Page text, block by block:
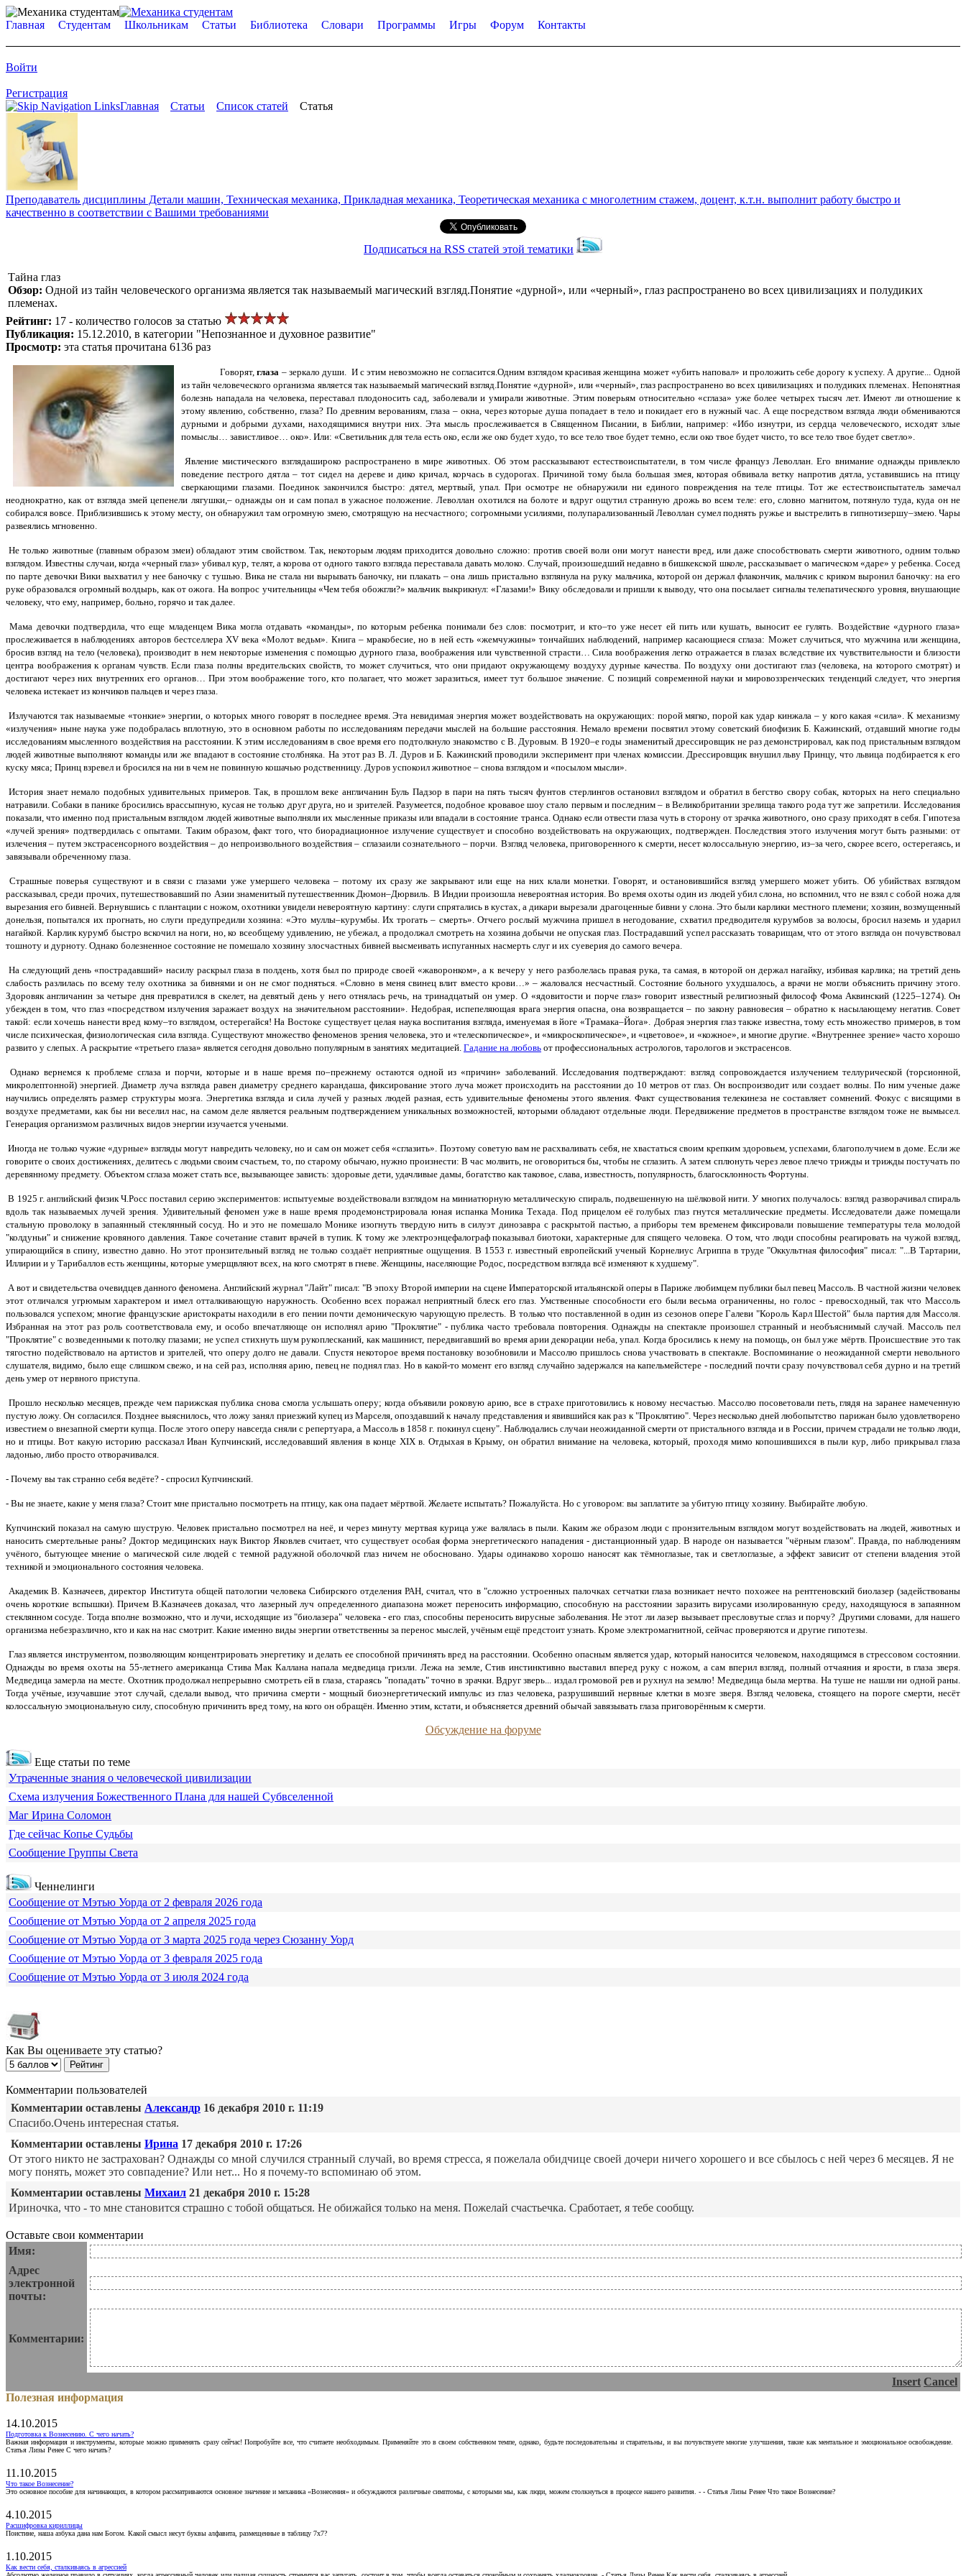
Главная Студентам Школьникам Статьи Библиотека Словари Программы Игры Форум Контакты
Войти
Регистрация
Главная
Статьи Список статей Статья
Преподаватель дисциплины Детали машин, Техническая механика, Прикладная механика, Теоретическая механика с многолетним стажем, доцент, к.т.н. выполнит работу быстро и
качественно в соответствии с Вашими требованиями
Подписаться на RSS статей этой тематики
Тайна глаз
Обзор: Одной из тайн человеческого организма является так называемый магический взгляд.Понятие «дурной», или «черный», глаз распространено во всех цивилизациях и полудиких
племенах.
Рейтинг: 17 - количество голосов за статью
Публикация: 15.12.2010, в категории "Непознанное и духовное развитие"
Просмотр: эта статья прочитана 6136 раз
Говорят,глаза – зеркало души. И с этим невозможно не согласится.Одним взглядом красивая женщина может «убить наповал» и проложить себе дорогу к успеху. А другие...
Одной
из тайн человеческого организма является так называемый магический взгляд.Понятие «дурной», или «черный», глаз распространено во всех цивилизациях и полудиких племенах. Непонятная
болезнь нападала на человека, переставал плодоносить сад, заболевали и умирали животные. Этим поверьям относительно «сглаза» уже более четырех тысяч лет. Имеют ли отношение к
этому явлению, собственно, глаза? По древним верованиям, глаза – окна, через которые душа попадает в тело и покидает его в нужный час. А еще посредством взгляда люди обмениваются
дурными и добрыми духами, находящимися внутри них. Эта мысль прослеживается в Священном Писании, в Библии, например: «Ибо изнутри, из сердца человеческого, исходят злые
помыслы… завистливое… око». Или: «Светильник для тела есть око, если же око будет худо, то все тело твое будет темно, если око твое будет чисто, то все тело твое будет светло».
Явление мистического взглядашироко распространено в мире животных. Об этом рассказывают естествоиспытатели, в том числе француз Леволлан. Его внимание однажды привлекло
поведение пестрого дятла – тот сидел на дереве и дико кричал, корчась в судорогах. Причиной тому была большая змея, которая обвивала ветку напротив дятла, уставившись на птицу
сверкающими глазами. Поединок закончился быстро: дятел, мертвый, упал. При осмотре не обнаружили ни единого повреждения на теле птицы. Тот же естествоиспытатель замечал
неоднократно, как от взгляда змей цепенели лягушки,– однажды он и сам попал в ужасное положение. Леволлан охотился на болоте и вдруг ощутил странную дрожь во всем теле: его, словно магнитом, потянуло туда, куда он не
собирался вовсе. Приблизившись к этому месту, он обнаружил там огромную змею, смотрящую на несчастного; согромными усилиями, полупарализованный Леволлан сумел поднять ружье и выстрелить в гипнотизершу–змею. Чары
развеялись мгновенно.
Не только животные (главным образом змеи) обладают этим свойством. Так, некоторым людям приходится довольно сложно: против своей воли они могут нанести вред, или даже способствовать смерти животного, одним только
взглядом. Известны случаи, когда «черный глаз» убивал кур, телят, а корова от одного такого взгляда переставала давать молоко. Случай, произошедший недавно в бишкекской школе, рассказывает о магическом «даре» у ребенка. Сосед
по парте девочки Вики выхватил у нее баночку с тушью. Вика не стала ни вырывать баночку, ни плакать – она лишь пристально взглянула на руку мальчика, которой он держал флакончик, мальчик с криком выронил баночку: на его
руке образовался огромный волдырь, как от ожога. На вопрос учительницы «Чем тебя обожгли?» мальчик выкрикнул: «Глазами!» Вику обследовали и пришли к выводу, что она посылает сигналы телепатического уровня, внушающие
человеку, что ему, например, больно, горячо и так далее.
Мама девочки подтвердила, что еще младенцем Вика могла отдавать «команды», по которым ребенка понимали без слов: посмотрит, и кто–то уже несет ей пить или кушать, выносит ее гулять.
Воздействие «дурного глаза»
прослеживается в наблюдениях авторов бестселлера XV века «Молот ведьм». Книга – мракобесие, но в ней есть «жемчужины» тончайших наблюдений, например касающиеся сглаза: Может случиться, что мужчина или женщина,
бросив взгляд на тело (человека), производит в нем некоторые изменения с помощью дурного глаза, воображения или чувственной страсти… Сила воображения легко отражается в глазах вследствие их чувствительности и близости
центра воображения к органам чувств. Если глаза полны вредительских свойств, то может случиться, что они придают окружающему воздуху дурные качества. По воздуху они достигают глаз (человека, на которого смотрят) и
достигают через них внутренних его органов… При этом воображение того, кто полагает, что может заразиться, имеет тут большое значение. С позиций современной науки и мировоззренческих тенденций следует, что энергия
человека истекает из кончиков пальцев и через глаза.
Излучаются так называемые «тонкие» энергии, о которых много говорят в последнее время. Эта невидимая энергия может воздействовать на окружающих: порой мягко, порой как удар кинжала – у кого какая «сила». К механизму
«излучения» ныне наука уже подобралась вплотную, это в основном работы по исследованиям передачи мыслей на большие расстояния. Немало времени посвятил этому советский биофизик Б. Кажинский, отдавший многие годы
исследованиям мысленного воздействия на расстоянии. К этим исследованиям в свое время его подтолкнуло знакомство с В. Дуровым. В 1920–е годы знаменитый дрессировщик не раз демонстрировал, как под пристальным взглядом
людей животные выполняют команды или же впадают в состояние столбняка. На этот раз В. Л. Дуров и Б. Кажинский проводили эксперимент при членах комиссии. Дрессировщик внушил льву Принцу, что львица подбирается к его
куску мяса; Принц взревел и бросился на ни в чем не повинную кошачью родственницу. Дуров успокоил животное – снова взглядом и «посылом мысли».
История знает немало подобных удивительных примеров. Так, в прошлом веке англичанин Буль Падзор в пари на пять тысяч фунтов стерлингов остановил взглядом и обратил в бегство свору собак, которых на него специально
натравили. Собаки в панике бросились врассыпную, кусая не только друг друга, но и зрителей. Разумеется, подобное кровавое шоу стало первым и последним – в Великобритании зрелища такого рода тут же запретили. Исследования
показали, что именно под пристальным взглядом людей животные выполняли их мысленные приказы или впадали в состояние транса. Однако если отвести глаза чуть в сторону от зрачка животного, оно сразу приходят в себя. Гипотеза
«лучей зрения» подтвердилась с опытами. Таким образом, факт того, что биорадиационное излучение существует и способно воздействовать на окружающих, подтвержден. Последствия этого излучения могут быть разными: от
излечения – путем экстрасенсорного воздействия – до непроизвольного воздействия – сглазаили сознательного – порчи. Взгляд человека, приговоренного к смерти, несет колоссальную энергию, из–за чего, скорее всего, остерегаясь, и
завязывали обреченному глаза.
Страшные поверья существуют и в связи с глазами уже умершего человека – потому их сразу же закрывают или еще на них клали монетки. Говорят, и остановившийся взгляд умершего может убить.
Об убийствах взглядом
рассказывал, среди прочих, путешествовавший по Азии знаменитый путешественник Дюмон–Дюрвиль. В Индии произошла невероятная история. Во время охоты один из людей убил слона, но вспомнил, что не взял с собой ножа для
вырезания его бивней. Вернувшись с плантации с ножом, охотники увидели невероятную картину: слуги спрятались в кустах, а дикари вырезали драгоценные бивни у слона. Это были карлики местного племени; хозяин, возмущенный
донельзя, попытался их прогнать, но слуги предупредили хозяина: «Это муллы–курумбы. Их трогать – смерть». Отчего рослый мужчина пришел в негодование, схватил предводителя курумбов за волосы, бросил наземь и ударил
нагайкой. Карлик курумб быстро вскочил на ноги, но, ко всеобщему удивлению, не убежал, а продолжал смотреть на хозяина добычи не опуская глаз. Пострадавший успел рассказать товарищам, что от этого взгляда он почувствовал
тошноту и дурноту. Однако болезненное состояние не помешало хозяину злосчастных бивней высмеивать испуганных насмерть слуг и их суеверия до самого вечера.
На следующий день «пострадавший» насилу раскрыл глаза в полдень, хотя был по природе своей «жаворонком», а к вечеру у него разболелась правая рука, та самая, в которой он держал нагайку, избивая карлика; на третий день
слабость разлилась по всему телу охотника за бивнями и он не смог подняться. «Словно в меня свинец влит вместо крови…» – жаловался несчастный. Состояние больного ухудшалось, а врачи не могли объяснить причину этого.
Здоровяк англичанин за четыре дня превратился в скелет, на девятый день у него отнялась речь, на тринадцатый он умер.
О «ядовитости и порче глаз» говорит известный религиозный философ Фома Аквинский (1225–1274). Он
убежден в том, что глаз «посредством излучения заражает воздух на значительном расстоянии».
Недобрая, испепеляющая врага энергия опасна, она возвращается – по закону равновесия – обратно к насылающему негатив. Совет
такой: если хочешь нанести вред кому–то взглядом, остерегайся! На Востоке существует целая наука воспитания взгляда, именуемая в йоге «Трамака–Йога».
Добрая энергия глаз также известна, тому есть множество примеров, в том
числе психическая, физиологическая сила взгляда. Существуют множество феноменов зрения человека, это и «телескопическое», и «микроскопическое», и «цветовое», и «кожное», и многие другие. «Внутреннее зрение» часто хорошо
развито у слепых. А раскрытие «третьего глаза» является сегодня довольно популярным в занятиях медитацией. Гадание на любовь от профессиональных астрологов, тарологов и экстрасенсов.
Однако вернемся к проблеме сглаза и порчи, которые и в наше время по–прежнему остаются одной из «причин» заболеваний. Исследования подтверждают: взгляд сопровождается излучением теллурической (торсионной,
микролептонной) энергией. Диаметр луча взгляда равен диаметру среднего карандаша, фиксирование этого луча может происходить на расстоянии до 10 метров от глаз. Он воспроизводит или создает волны. По ним ученые даже
научились определять размер структуры мозга. Энергетика взгляда и сила лучей у разных людей разная, есть удивительные феномены этого явления. Факт существования телекинеза не составляет сомнений. Фокус с висящими в
воздухе предметами, как бы ни веселил нас, на самом деле является реальным подтверждением уникальных возможностей, которыми обладают отдельные люди. Передвижение предметов в пространстве взглядом тоже не вымысел.
Генерация организмом различных видов энергии изучается учеными.
Иногда не только чужие «дурные» взгляды могут навредить человеку, но и сам он может себя «сглазить». Поэтому советую вам не расхваливать себя, не хвастаться своим крепким здоровьем, успехами, благополучием в доме. Если же
говорите о своих достижениях, делитесь с людьми своим счастьем, то, по старому обычаю, нужно произнести: В час молвить, не оговориться бы, чтобы не сглазить. А затем сплюнуть через левое плечо трижды и трижды постучать по
деревянному предмету. Объектом сглаза может стать все, вызывающее зависть: здоровые дети, удачливые дамы, богатство как таковое, слава, известность, популярность, благосклонность Фортуны.
В 1925 г. английский физик Ч.Росс поставил серию экспериментов: испытуемые воздействовали взглядом на миниатюрную металлическую спираль, подвешенную на шёлковой нити. У многих получалось: взгляд разворачивал спираль
вдоль так называемых лучей зрения.
Удивительный феномен уже в наше время продемонстрировала юная испанка Моника Техада. Под прицелом её голубых глаз гнутся металлические предметы. Исследователи даже помещали
стальную проволоку в запаянный стеклянный сосуд. Но и это не помешало Монике изогнуть твердую нить в силуэт динозавра с раскрытой пастью, а приборы тем временем фиксировали повышение температуры тела молодой
"колдуньи" и снижение кровяного давления. Такое сочетание ставит врачей в тупик. К тому же электроэнцефалограф показывал биотоки, характерные для спящего человека.
О том, что люди способны реагировать на чужой взгляд,
упирающийся в спину, известно давно. Но этот пронзительный взгляд не только создаёт неприятные ощущения. В 1553 г. известный европейский ученый Корнелиус Агриппа в труде "Оккультная философия" писал: "...В Тартарии,
Иллирии и у Тарибаллов есть женщины, которые умерщвляют всех, на кого смотрят в гневе. Женщины, населяющие Родос, посредством взгляда всё изменяют к худшему".
А вот и свидетельства очевидцев данного феномена. Английский журнал "Лайт" писал: "В эпоху Второй империи на сцене Императорской итальянской оперы в Париже любимцем публики был певец Массоль. В частной жизни человек
этот отличался угрюмым характером и имел отталкивающую наружность. Особенно всех поражал неприятный блеск его глаз. Умственные способности его были весьма ограниченны, но голос - превосходный, так что Массоль
пользовался успехом; многие французские аристократы находили в его пении почти демоническую чарующую прелесть. В только что поставленной в один из сезонов опере Галеви "Король Карл Шестой" была партия для Массоля.
Избранная на этот раз роль соответствовала ему, и особо впечатляюще он исполнял арию "Проклятие" - публика часто требовала повторения. Однажды на спектакле произошел странный и необъяснимый случай. Массоль пел
"Проклятие" с возведенными к потолку глазами; не успел стихнуть шум рукоплесканий, как машинист, передвигавший во время арии декорации неба, упал. Когда бросились к нему на помощь, он был уже мёртв. Происшествие это так
тягостно подействовало на артистов и зрителей, что оперу долго не давали. Спустя некоторое время постановку возобновили и Массолю пришлось снова участвовать в спектакле. Воспоминание о неожиданной смерти невольного
слушателя, видимо, было еще слишком свежо, и на сей раз, исполняя арию, певец не поднял глаз. Но в какой-то момент его взгляд случайно задержался на капельмейстере - последний почти сразу почувствовал себя дурно и на третий
день умер от нервного приступа.
Прошло несколько месяцев, прежде чем парижская публика снова смогла услышать оперу; когда объявили роковую арию, все в страхе приготовились к новому несчастью. Массолю посоветовали петь, глядя на заранее намеченную
пустую ложу. Он согласился. Позднее выяснилось, что ложу занял приезжий купец из Марселя, опоздавший к началу представления и явившийся как раз к "Проклятию". Через несколько дней любопытство парижан было удовлетворено
известием о внезапной смерти купца. После этого оперу навсегда сняли с репертуара, а Массоль в 1858 г. покинул сцену". Наблюдались случаи неожиданной смерти от пристального взгляда и в России, причем страдали не только люди,
но и птицы. Вот какую историю рассказал Иван Купчинский, исследовавший явления в конце XIX в. Отдыхая в Крыму, он обратил внимание на человека, который, проходя мимо копошившихся в пыли кур, либо прикрывал глаза
ладонью, либо просто отворачивался.
- Почему вы так странно себя ведёте? - спросил Купчинский.
- Вы не знаете, какие у меня глаза? Стоит мне пристально посмотреть на птицу, как она падает мёртвой. Желаете испытать? Пожалуйста. Но с уговором: вы заплатите за убитую птицу хозяину. Выбирайте любую.
Купчинский показал на самую шуструю. Человек пристально посмотрел на неё, и через минуту мертвая курица уже валялась в пыли. Каким же образом люди с пронзительным взглядом могут воздействовать на людей, животных и
наносить смертельные раны? Доктор медицинских наук Виктор Яковлев считает, что существует особая форма энергетического нападения - дистанционный удар. В народе он называется "чёрным глазом". Правда, по наблюдениям
учёного, бытующее мнение о магической силе людей с темной радужной оболочкой глаз ничем не обосновано. Удары одинаково хорошо наносят как тёмноглазые, так и светлоглазые, а эффект зависит от степени владения этой
техникой и эмоционального состояния человека.
Академик В. Казначеев, директор Института общей патологии человека Сибирского отделения РАН, считал, что в "сложно устроенных палочках сетчатки глаза возникает нечто похожее на рентгеновский биолазер (задействованы
очень короткие вспышки). Причем В.Казначеев доказал, что лазерный луч определенного диапазона может переносить информацию, способную на расстоянии заразить вирусами изолированную среду, находящуюся в запаянном
стеклянном сосуде. Тогда вполне возможно, что и лучи, исходящие из "биолазера" человека - его глаз, способны переносить вирусные заболевания. Не этот ли лазер вызывает пресловутые сглаз и порчу? Другими словами, для нашего
организма небезразлично, кто и как на нас смотрит. Какие именно виды энергии ответственны за перенос мыслей, учёным ещё предстоит узнать. Кроме электромагнитной, сейчас проверяются и другие гипотезы.
Глаз является инструментом, позволяющим концентрировать энергетику и делать ее способной причинять вред на расстоянии. Особенно опасным является удар, который наносится человеком, находящимся в стрессовом состоянии.
Однажды во время охоты на 55-летнего американца Стива Мак Каллана напала медведица гризли. Лежа на земле, Стив инстинктивно выставил вперед руку с ножом, а сам вперил взгляд, полный отчаяния и ярости, в глаза зверя.
Медведица замерла на месте. Охотник продолжал непрерывно смотреть ей в глаза, стараясь "попадать" точно в зрачки. Вдруг зверь... издал громовой рев и рухнул на землю! Медведица была мертва. На туше не нашли ни одной раны.
Тогда учёные, изучавшие этот случай, сделали вывод, что причина смерти - мощный биоэнергетический импульс из глаз человека, разрушивший нервные клетки в мозге зверя. Взгляд человека, стоящего на пороге смерти, несёт
колоссальную эмоциональную силу, способную причинить вред тому, на кого он обращён. Именно этим, кстати, и объясняется древний обычай завязывать глаза приговорённым к смерти.
Обсуждение на форуме
Еще статьи по теме
Утраченные знания о человеческой цивилизации
Схема излучения Божественного Плана для нашей Субвселенной
Маг Ирина Соломон
Где сейчас Копье Судьбы
Сообщение Группы Света
Ченнелинги
Сообщение от Мэтью Уорда от 2 февраля 2026 года
Сообщение от Мэтью Уорда от 2 апреля 2025 года
Сообщение от Мэтью Уорда от 3 марта 2025 года через Сюзанну Уорд
Сообщение от Мэтью Уорда от 3 февраля 2025 года
Сообщение от Мэтью Уорда от 3 июля 2024 года
Как Вы оцениваете эту статью?
Комментарии пользователей
Комментарии оставлены Александр 16 декабря 2010 г. 11:19
Спасибо.Очень интересная статья.
Комментарии оставлены Ирина 17 декабря 2010 г. 17:26
От этого никто не застрахован? Однажды со мной случился странный случай, во время стресса, я пожелала обидчице своей дочери ничего хорошего и все сбылось с ней через 6 месяцев. Я не
могу понять, может это совпадение? Или нет... Но я почему-то вспоминаю об этом.
Комментарии оставлены Михаил 21 декабря 2010 г. 15:28
Ириночка, что - то мне становится страшно с тобой общаться. Не обижайся только на меня. Пожелай счастьечка. Сработает, я тебе сообщу.
Оставьте свои комментарии
Имя:
Адрес
электронной
почты:
Комментарии:
Insert Cancel
Полезная информация
14.10.2015
Подготовка к Вознесению. С чего начать?
Важная информация и инструменты, которые можно применять сразу сейчас! Попробуйте все, что считаете необходимым. Применяйте это в своем собственном темпе, однако, будьте последовательны и старательны, и вы почувствуете многие улучшения, такие как ментальное и эмоциональное освобождение.
Статья Лизы Ренее С чего начать?
11.10.2015
Что такое Вознесение?
Это основное пособие для начинающих, в котором рассматриваются основное значение и механика «Вознесения» и обсуждаются различные симптомы, с которыми мы, как люди, можем столкнуться в процессе нашего развития. - - Статья Лизы Ренее Что такое Вознесение?
4.10.2015
Расшифровка кириллицы
Поистине, наша азбука дана нам Богом. Какой смысл несут буквы алфавита, размещенные в таблицу 7х7?
1.10.2015
Как вести себя, сталкиваясь в агрессией